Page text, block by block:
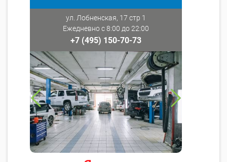
ул. Лобненская, 17 стр 1
Ежедневно с 8:00 до 22:00
+7 (495) 150-70-73